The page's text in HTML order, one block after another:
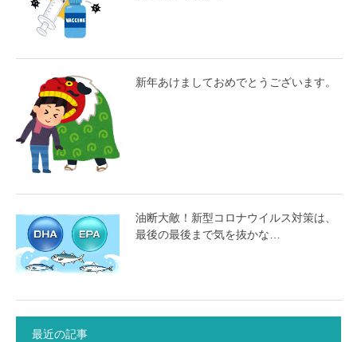
新年あけましておめでとうございます。
油断大敵！新型コロナウイルス対策は、
最後の最後まで気を抜かな…
最近の記事